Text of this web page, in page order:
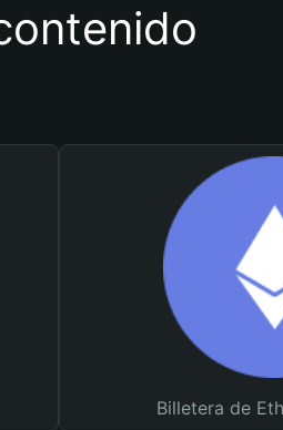
Billetera de